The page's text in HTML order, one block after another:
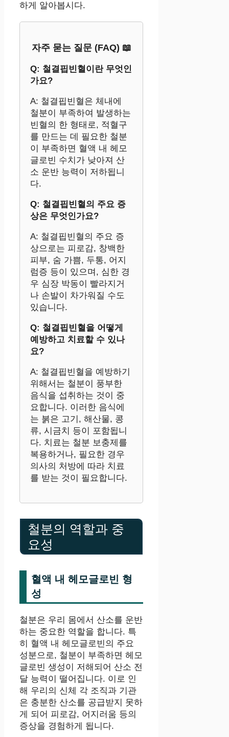
하게 알아봅시다.
자주 묻는 질문 (FAQ) 📖
Q: 철결핍빈혈이란 무엇인
가요?
A: 철결핍빈혈은 체내에
철분이 부족하여 발생하는
빈혈의 한 형태로, 적혈구
를 만드는 데 필요한 철분
이 부족하면 혈액 내 헤모
글로빈 수치가 낮아져 산
소 운반 능력이 저하됩니
다.
Q: 철결핍빈혈의 주요 증
상은 무엇인가요?
A: 철결핍빈혈의 주요 증
상으로는 피로감, 창백한
피부, 숨 가쁨, 두통, 어지
럼증 등이 있으며, 심한 경
우 심장 박동이 빨라지거
나 손발이 차가워질 수도
있습니다.
Q: 철결핍빈혈을 어떻게
예방하고 치료할 수 있나
요?
A: 철결핍빈혈을 예방하기
위해서는 철분이 풍부한
음식을 섭취하는 것이 중
요합니다. 이러한 음식에
는 붉은 고기, 해산물, 콩
류, 시금치 등이 포함됩니
다. 치료는 철분 보충제를
복용하거나, 필요한 경우
의사의 처방에 따라 치료
를 받는 것이 필요합니다.
철분의 역할과 중
요성
혈액 내 헤모글로빈 형
성
철분은 우리 몸에서 산소를 운반
하는 중요한 역할을 합니다. 특
히 혈액 내 헤모글로빈의 주요
성분으로, 철분이 부족하면 헤모
글로빈 생성이 저해되어 산소 전
달 능력이 떨어집니다. 이로 인
해 우리의 신체 각 조직과 기관
은 충분한 산소를 공급받지 못하
게 되어 피로감, 어지러움 등의
증상을 경험하게 됩니다.